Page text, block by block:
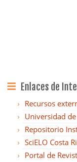
Enlaces de
Recursos
Universidad de
Repositorio
SciELO Costa
Portal de